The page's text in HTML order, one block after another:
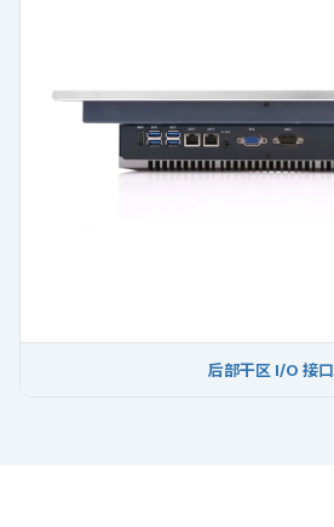
后部干区 I/O 接口